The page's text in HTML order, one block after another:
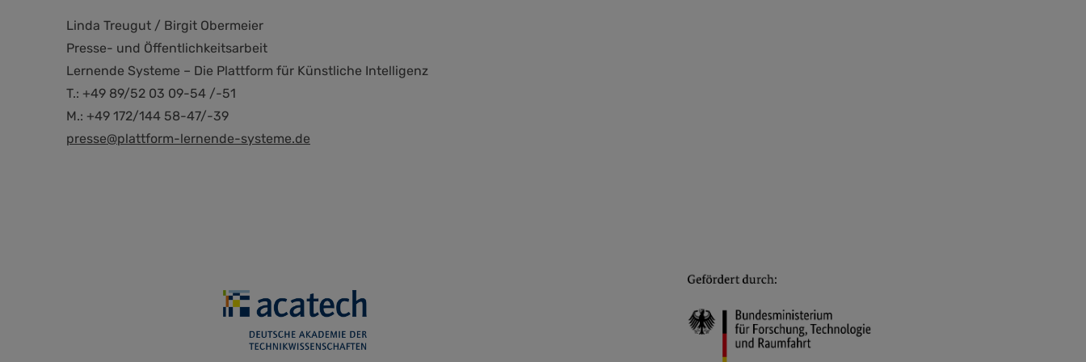
Linda Treugut / Birgit Obermeier
Presse- und Öffentlichkeitsarbeit
Lernende Systeme – Die Plattform für Künstliche Intelligenz
T.: +49 89/52 03 09-54 /-51
M.: +49 172/144 58-47/-39
presse@plattform-lernende-systeme.de